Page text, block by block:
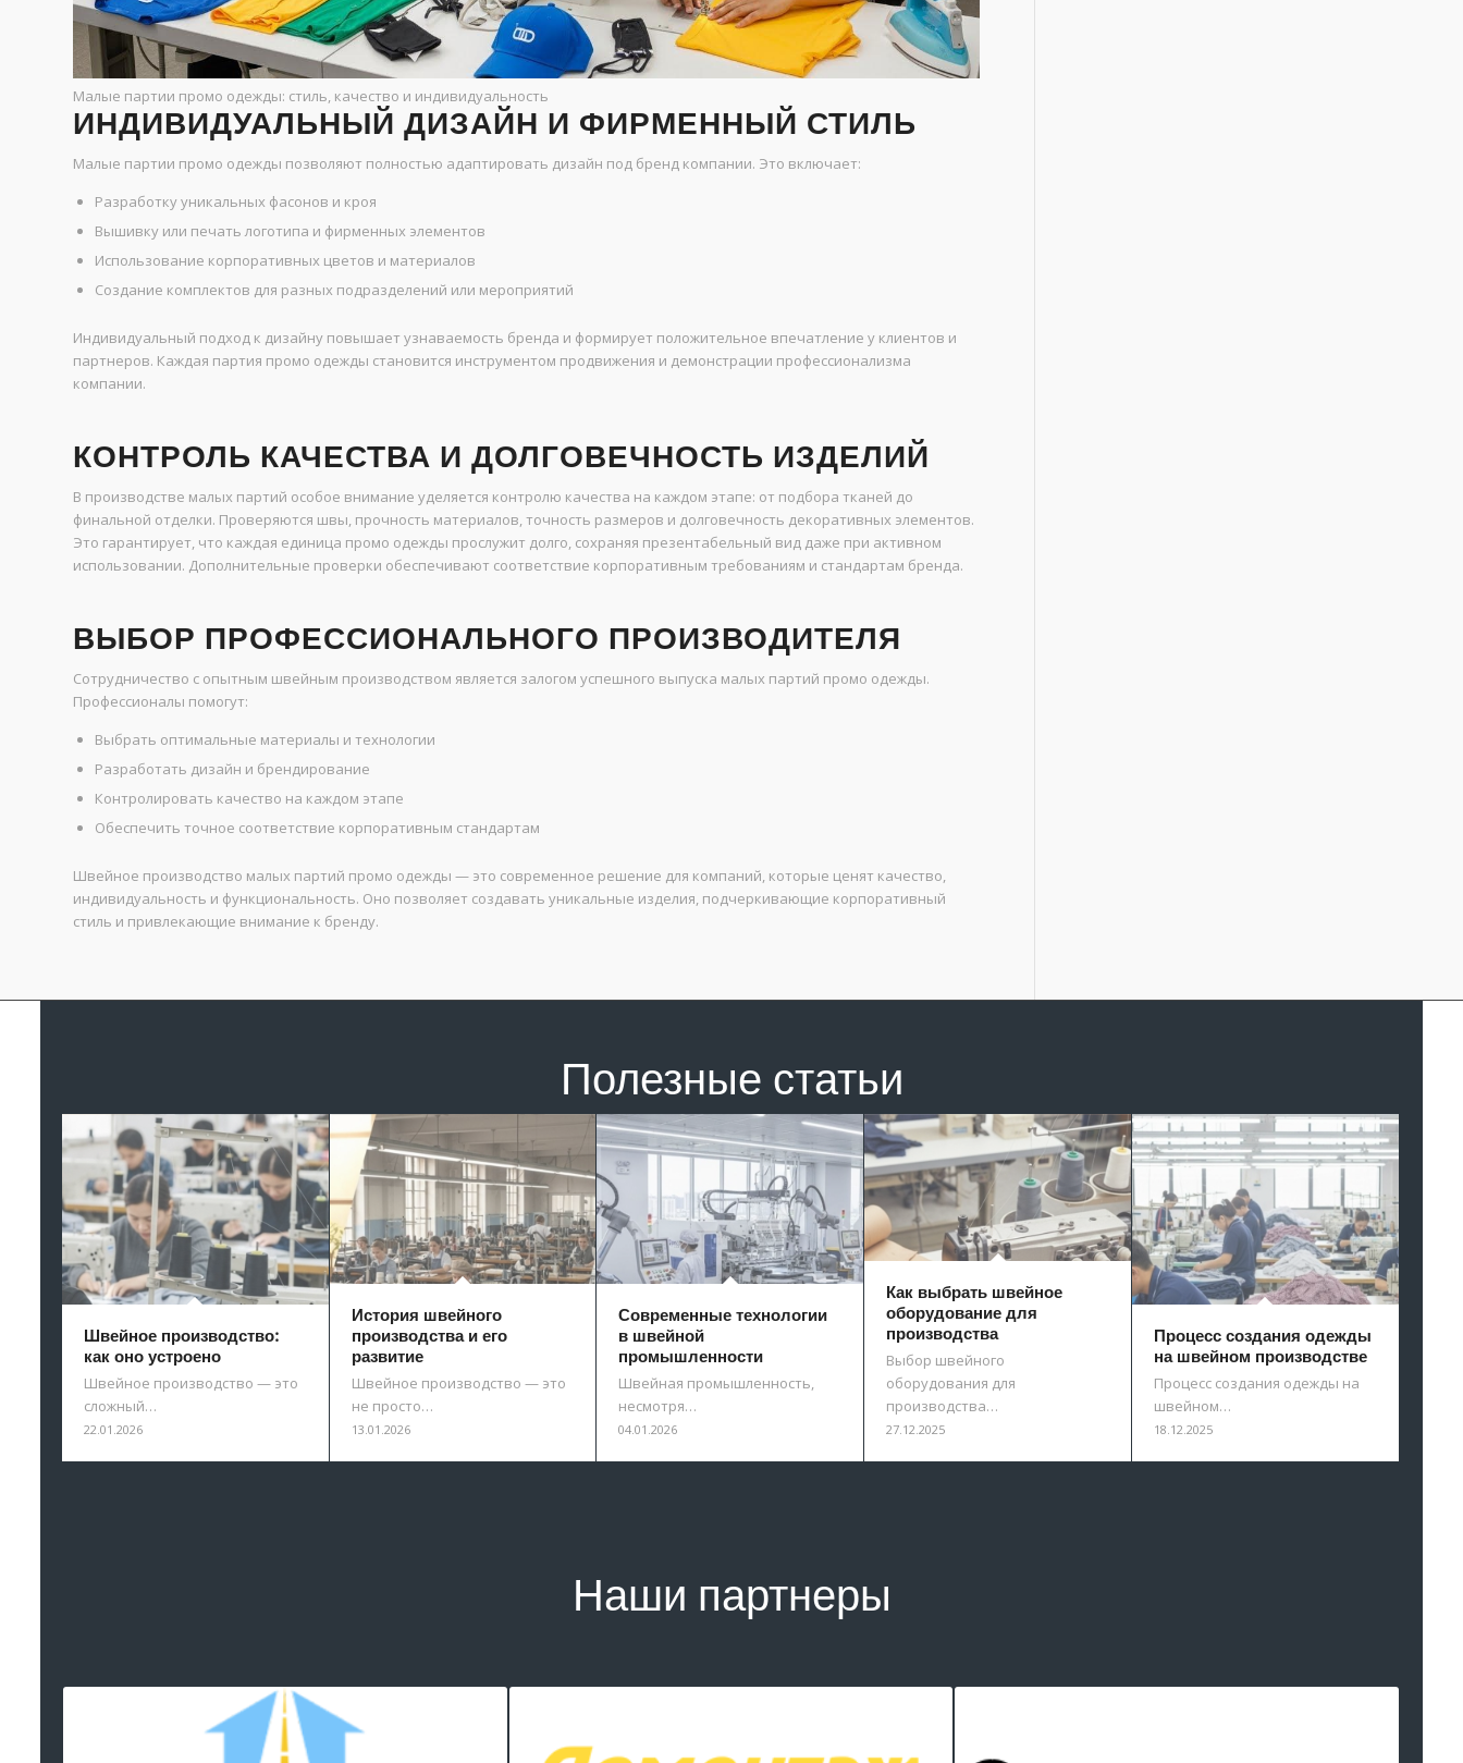
Малые партии промо одежды: стиль, качество и индивидуальность
ИНДИВИДУАЛЬНЫЙ ДИЗАЙН И ФИРМЕННЫЙ СТИЛЬ
Малые партии промо одежды позволяют полностью адаптировать дизайн под бренд компании. Это включает:
Разработку уникальных фасонов и кроя
Вышивку или печать логотипа и фирменных элементов
Использование корпоративных цветов и материалов
Создание комплектов для разных подразделений или мероприятий
Индивидуальный подход к дизайну повышает узнаваемость бренда и формирует положительное впечатление у клиентов и
партнеров. Каждая партия промо одежды становится инструментом продвижения и демонстрации профессионализма
компании.
КОНТРОЛЬ КАЧЕСТВА И ДОЛГОВЕЧНОСТЬ ИЗДЕЛИЙ
В производстве малых партий особое внимание уделяется контролю качества на каждом этапе: от подбора тканей до
финальной отделки. Проверяются швы, прочность материалов, точность размеров и долговечность декоративных элементов.
Это гарантирует, что каждая единица промо одежды прослужит долго, сохраняя презентабельный вид даже при активном
использовании. Дополнительные проверки обеспечивают соответствие корпоративным требованиям и стандартам бренда.
ВЫБОР ПРОФЕССИОНАЛЬНОГО ПРОИЗВОДИТЕЛЯ
Сотрудничество с опытным швейным производством является залогом успешного выпуска малых партий промо одежды.
Профессионалы помогут:
Выбрать оптимальные материалы и технологии
Разработать дизайн и брендирование
Контролировать качество на каждом этапе
Обеспечить точное соответствие корпоративным стандартам
Швейное производство малых партий промо одежды — это современное решение для компаний, которые ценят качество,
индивидуальность и функциональность. Оно позволяет создавать уникальные изделия, подчеркивающие корпоративный
стиль и привлекающие внимание к бренду.
Полезные статьи
Швейное производство:
как оно устроено
Швейное производство — это
сложный…
22.01.2026
История швейного
производства и его
развитие
Швейное производство — это
не просто…
13.01.2026
Современные технологии
в швейной
промышленности
Швейная промышленность,
несмотря…
04.01.2026
Как выбрать швейное
оборудование для
производства
Выбор швейного
оборудования для
производства…
27.12.2025
Процесс создания одежды
на швейном производстве
Процесс создания одежды на
швейном…
18.12.2025
Наши партнеры